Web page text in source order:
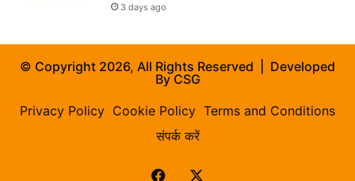
3 days ago
© Copyright 2026, All Rights Reserved | Developed
ByCSG
Privacy Policy Cookie Policy Terms and Conditions
संपर्क करें
Facebook